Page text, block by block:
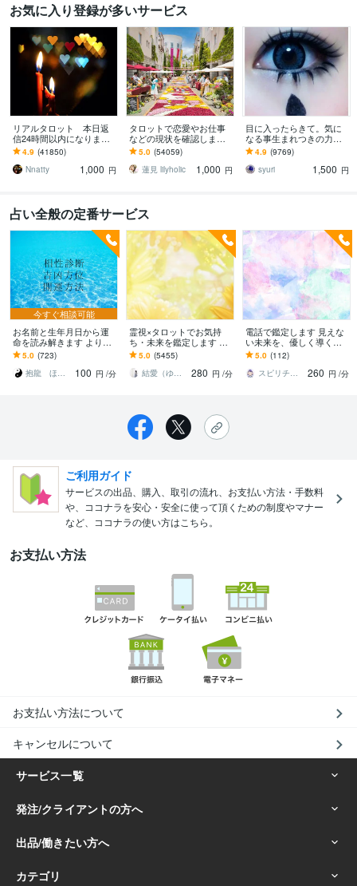
お気に入り登録が多いサービス
リアルタロット 本日返
信24時間以内になります
❤︎タイトルをご確認くださ
い❤︎
4.9 (41850)
Nnatty
1,000 円
タロットで恋愛やお仕事
などの現状を確認します
アドバイスもしっかりお
届けしますので安心して
ください♡
5.0 (54059)
蓮見 lilyholic
1,000 円
目に入ったらきて。気に
なる事生まれつきの力で
視ます 視ましょう恋愛や
仕事などこの先など
4.9 (9769)
syuri
1,500 円
占い全般の定番サービス
今すぐ相談可能
お名前と生年月日から運
命を読み解きます より良
い人生へとお導きするお
手伝いをさせていただき
ます。
5.0 (723)
抱龍 ほうりゅう
100 円 /分
霊視×タロットでお気持
ち・未来を鑑定します モ
ヤモヤを解消して、心地
良い毎日に(ヒーリングサ
ポート付）
5.0 (5455)
結愛（ゆあ）
280 円 /分
電話で鑑定します 見えな
い未来を、優しく導く霊
視鑑定
5.0 (112)
スピリチュアルナース♡さら
260 円 /分
ご利用ガイド
サービスの出品、購入、取引の流れ、お支払い方法・手数料
や、ココナラを安心・安全に使って頂くための制度やマナー
など、ココナラの使い方はこちら。
お支払い方法
お支払い方法について
キャンセルについて